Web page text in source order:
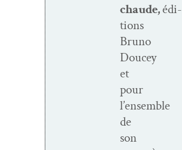
chaude,édi­
tions
Bruno
Doucey
et
pour
l’ensemble
de
son